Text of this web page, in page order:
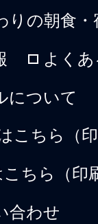
りの朝食
よく
について
こちら（
ちら（印
合わせ